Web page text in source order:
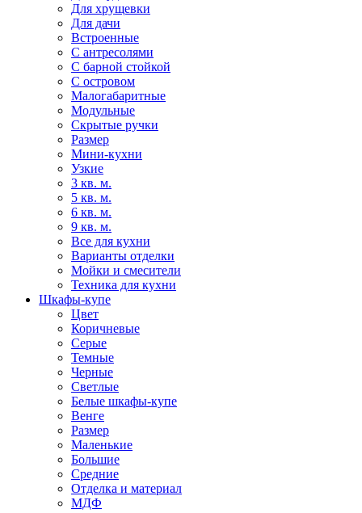
Для хрущевки
Для дачи
Встроенные
С антресолями
С барной стойкой
С островом
Малогабаритные
Модульные
Скрытые ручки
Размер
Мини-кухни
Узкие
3 кв. м.
5 кв. м.
6 кв. м.
9 кв. м.
Все для кухни
Варианты отделки
Мойки и смесители
Техника для кухни
Шкафы-купе
Цвет
Коричневые
Серые
Темные
Черные
Светлые
Белые шкафы-купе
Венге
Размер
Маленькие
Большие
Средние
Отделка и материал
МДФ